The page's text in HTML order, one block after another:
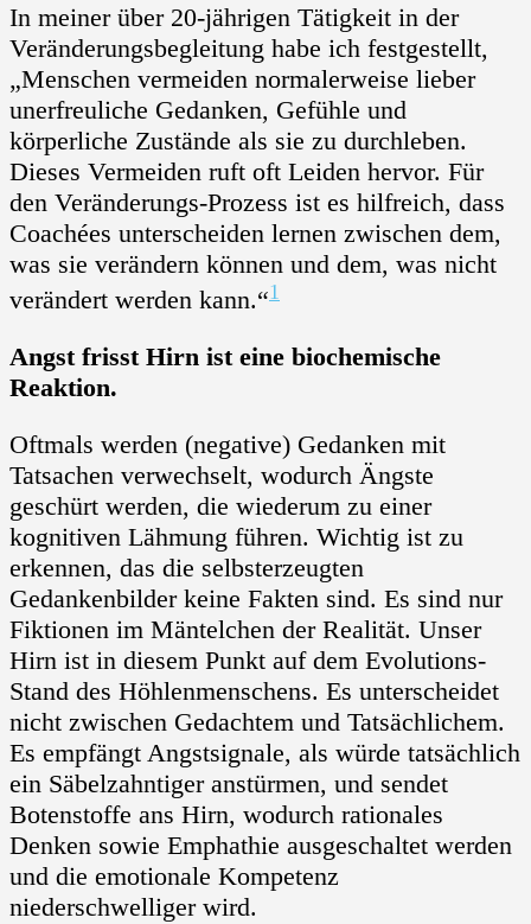
In meiner über 20-jährigen Tätigkeit in der
Veränderungsbegleitung habe ich festgestellt,
„Menschen vermeiden normalerweise lieber
unerfreuliche Gedanken, Gefühle und
körperliche Zustände als sie zu durchleben.
Dieses Vermeiden ruft oft Leiden hervor. Für
den Veränderungs-Prozess ist es hilfreich, dass
Coachées unterscheiden lernen zwischen dem,
was sie verändern können und dem, was nicht
verändert werden kann.“1
Angst frisst Hirn ist eine biochemische
Reaktion.
Oftmals werden (negative) Gedanken mit
Tatsachen verwechselt, wodurch Ängste
geschürt werden, die wiederum zu einer
kognitiven Lähmung führen. Wichtig ist zu
erkennen, das die selbsterzeugten
Gedankenbilder keine Fakten sind. Es sind nur
Fiktionen im Mäntelchen der Realität. Unser
Hirn ist in diesem Punkt auf dem Evolutions-
Stand des Höhlenmenschens. Es unterscheidet
nicht zwischen Gedachtem und Tatsächlichem.
Es empfängt Angstsignale, als würde tatsächlich
ein Säbelzahntiger anstürmen, und sendet
Botenstoffe ans Hirn, wodurch rationales
Denken sowie Emphathie ausgeschaltet werden
und die emotionale Kompetenz
niederschwelliger wird.